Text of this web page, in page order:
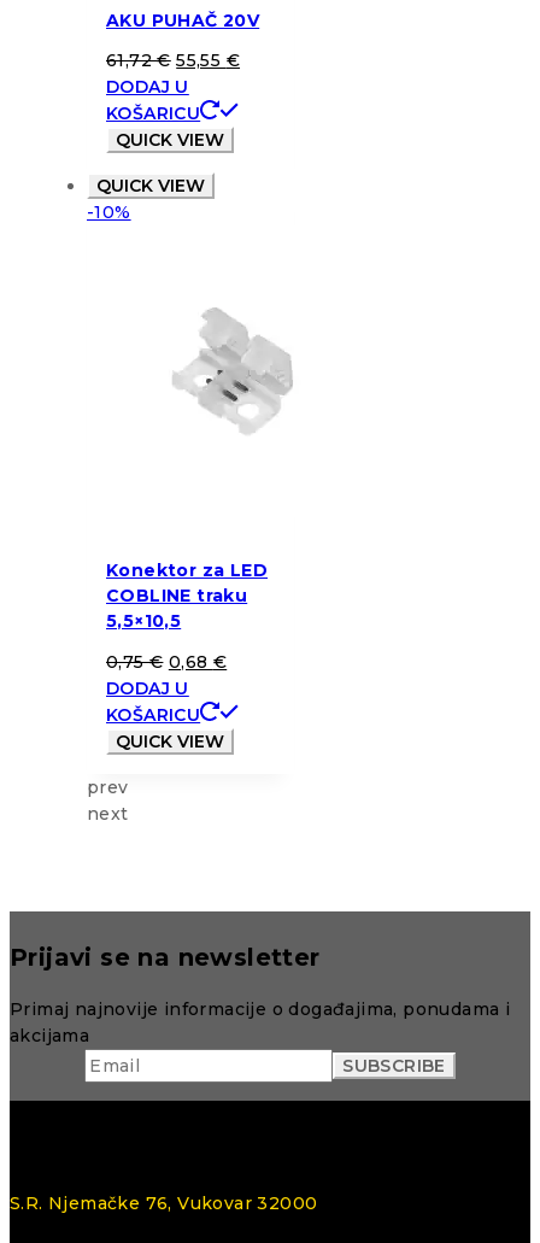
AKU PUHAČ 20V
61,72€ 55,55 €
DODAJ U
KOŠARICU
QUICK VIEW
QUICK VIEW
-10%
Konektor za LED
COBLINE traku
5,5×10,5
0,75€ 0,68 €
DODAJ U
KOŠARICU
QUICK VIEW
prev
next
Prijavi se na newsletter
Primaj najnovije informacije o događajima, ponudama i
akcijama
S.R. Njemačke 76, Vukovar 32000